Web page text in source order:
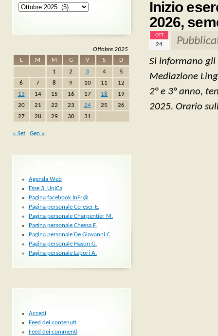
Inizio
2026,
OTT
24
Si informano gli
Mediazione
2° e 3° anno,
2025. Orario
Archivi
Ottobre 2025
L
M M G V S
D
1
2 3 4
5
6
7 8 9 10 11
12
13
14 15 16 17 18
19
20
21 22 23 24 25
26
27
28 29 30 31
« Set Gen »
Agenda Web
Esse 3_UniCa
Pagina facebook InFr@
Pagina personale Cereser E.
Pagina personale Charpentier M.
Pagina personale Chessa F.
Pagina personale De Giovanni C.
Pagina personale Hason G.
Pagina personale Lepori A.
Accedi
Feed dei contenuti
Feed dei commenti